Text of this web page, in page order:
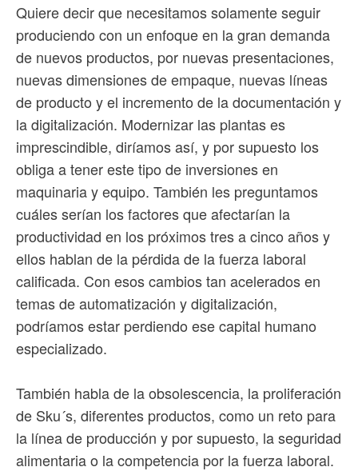
Quiere decir que necesitamos solamente seguir
produciendo con un enfoque en la gran demanda
de nuevos productos, por nuevas presentaciones,
nuevas dimensiones de empaque, nuevas líneas
de producto y el incremento de la documentación y
la digitalización. Modernizar las plantas es
imprescindible, diríamos así, y por supuesto los
obliga a tener este tipo de inversiones en
maquinaria y equipo. También les preguntamos
cuáles serían los factores que afectarían la
productividad en los próximos tres a cinco años y
ellos hablan de la pérdida de la fuerza laboral
calificada. Con esos cambios tan acelerados en
temas de automatización y digitalización,
podríamos estar perdiendo ese capital humano
especializado.
También habla de la obsolescencia, la proliferación
de Sku´s, diferentes productos, como un reto para
la línea de producción y por supuesto, la seguridad
alimentaria o la competencia por la fuerza laboral.